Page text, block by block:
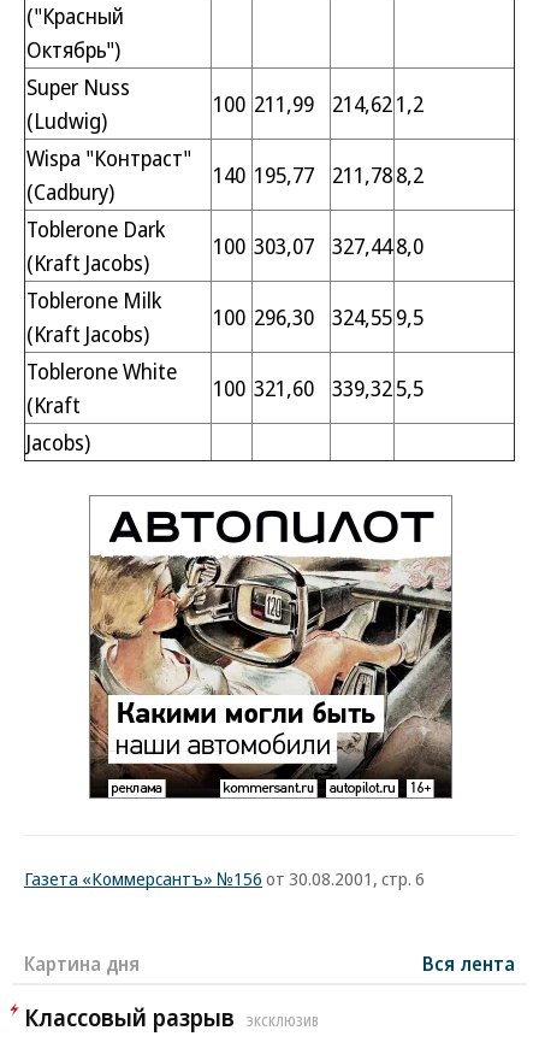
("Красный
Октябрь")
Super Nuss
(Ludwig)
100 211,99 214,621,2
Wispa "Контраст"
(Cadbury)
140 195,77 211,788,2
Toblerone Dark
(Kraft Jacobs)
100 303,07 327,448,0
Toblerone Milk
(Kraft Jacobs)
100 296,30 324,559,5
Toblerone White
(Kraft
100 321,60 339,325,5
Jacobs)
Газета «Коммерсантъ» №156 от 30.08.2001, стр. 6
Картина дня Вся лента
Классовый разрыв ЭКСКЛЮЗИВ